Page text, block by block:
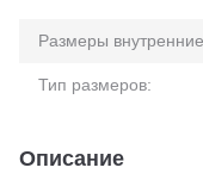
Размеры
Тип размеров:
Описание